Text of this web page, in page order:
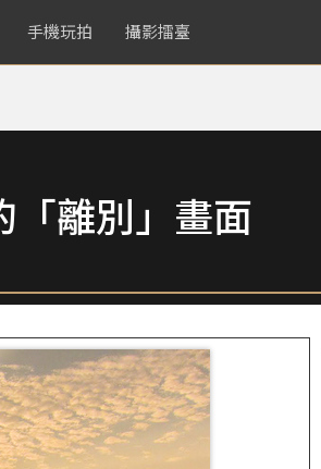
手機玩拍 攝影擂臺
「離別」畫面